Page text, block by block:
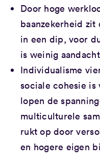
Door hoge
baanzekerheid zit
in een dip, voor
is weinig
Individualisme
sociale cohesie
lopen de
multiculturele
rukt op door
en hogere eigen